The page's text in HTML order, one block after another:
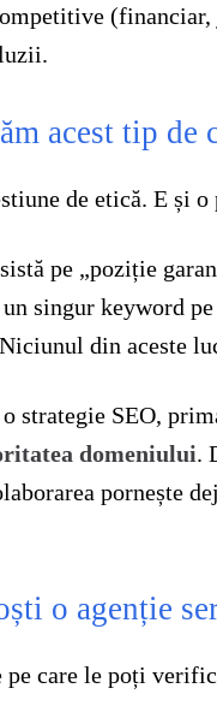
acest tip de
de etică. E și
pe „poziție
singur keyword
din aceste
strategie SEO,
domeniului.
pornește
o agenție
pe care le poți